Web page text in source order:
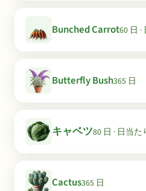
Bunched Carrot60 日
Butterfly Bush365 日
キャベツ80 日 · 日当
Cactus365 日